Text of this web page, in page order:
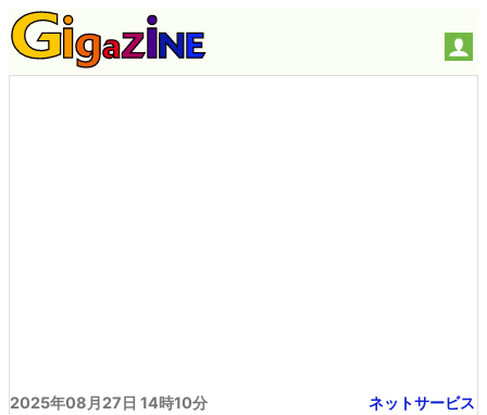
2025年08月27日 14時10分 ネットサービス